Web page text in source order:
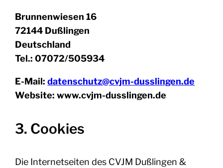
Brunnenwiesen 16
72144 Dußlingen
Deutschland
Tel.: 07072/505934
E-Mail:datenschutz@cvjm-dusslingen.de
Website: www.cvjm-dusslingen.de
3. Cookies
Die Internetseiten des CVJM Dußlingen &